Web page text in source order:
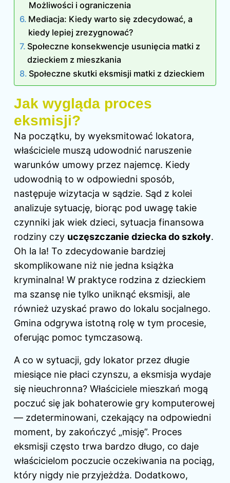
Możliwości i ograniczenia
Mediacja: Kiedy warto się zdecydować, a
kiedy lepiej zrezygnować?
Społeczne konsekwencje usunięcia matki z
dzieckiem z mieszkania
Społeczne skutki eksmisji matki z dzieckiem
Jak wygląda proces
eksmisji?
Na początku, by wyeksmitować lokatora,
właściciele muszą udowodnić naruszenie
warunków umowy przez najemcę. Kiedy
udowodnią to w odpowiedni sposób,
następuje wizytacja w sądzie. Sąd z kolei
analizuje sytuację, biorąc pod uwagę takie
czynniki jak wiek dzieci, sytuacja finansowa
rodziny czy uczęszczanie dziecka do szkoły.
Oh la la! To zdecydowanie bardziej
skomplikowane niż nie jedna książka
kryminalna! W praktyce rodzina z dzieckiem
ma szansę nie tylko uniknąć eksmisji, ale
również uzyskać prawo do lokalu socjalnego.
Gmina odgrywa istotną rolę w tym procesie,
oferując pomoc tymczasową.
A co w sytuacji, gdy lokator przez długie
miesiące nie płaci czynszu, a eksmisja wydaje
się nieuchronna? Właściciele mieszkań mogą
poczuć się jak bohaterowie gry komputerowej
— zdeterminowani, czekający na odpowiedni
moment, by zakończyć „misję”. Proces
eksmisji często trwa bardzo długo, co daje
właścicielom poczucie oczekiwania na pociąg,
który nigdy nie przyjeżdża. Dodatkowo,